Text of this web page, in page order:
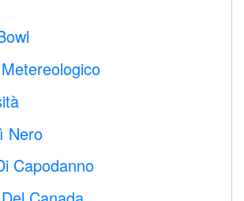
Nero
Capodanno